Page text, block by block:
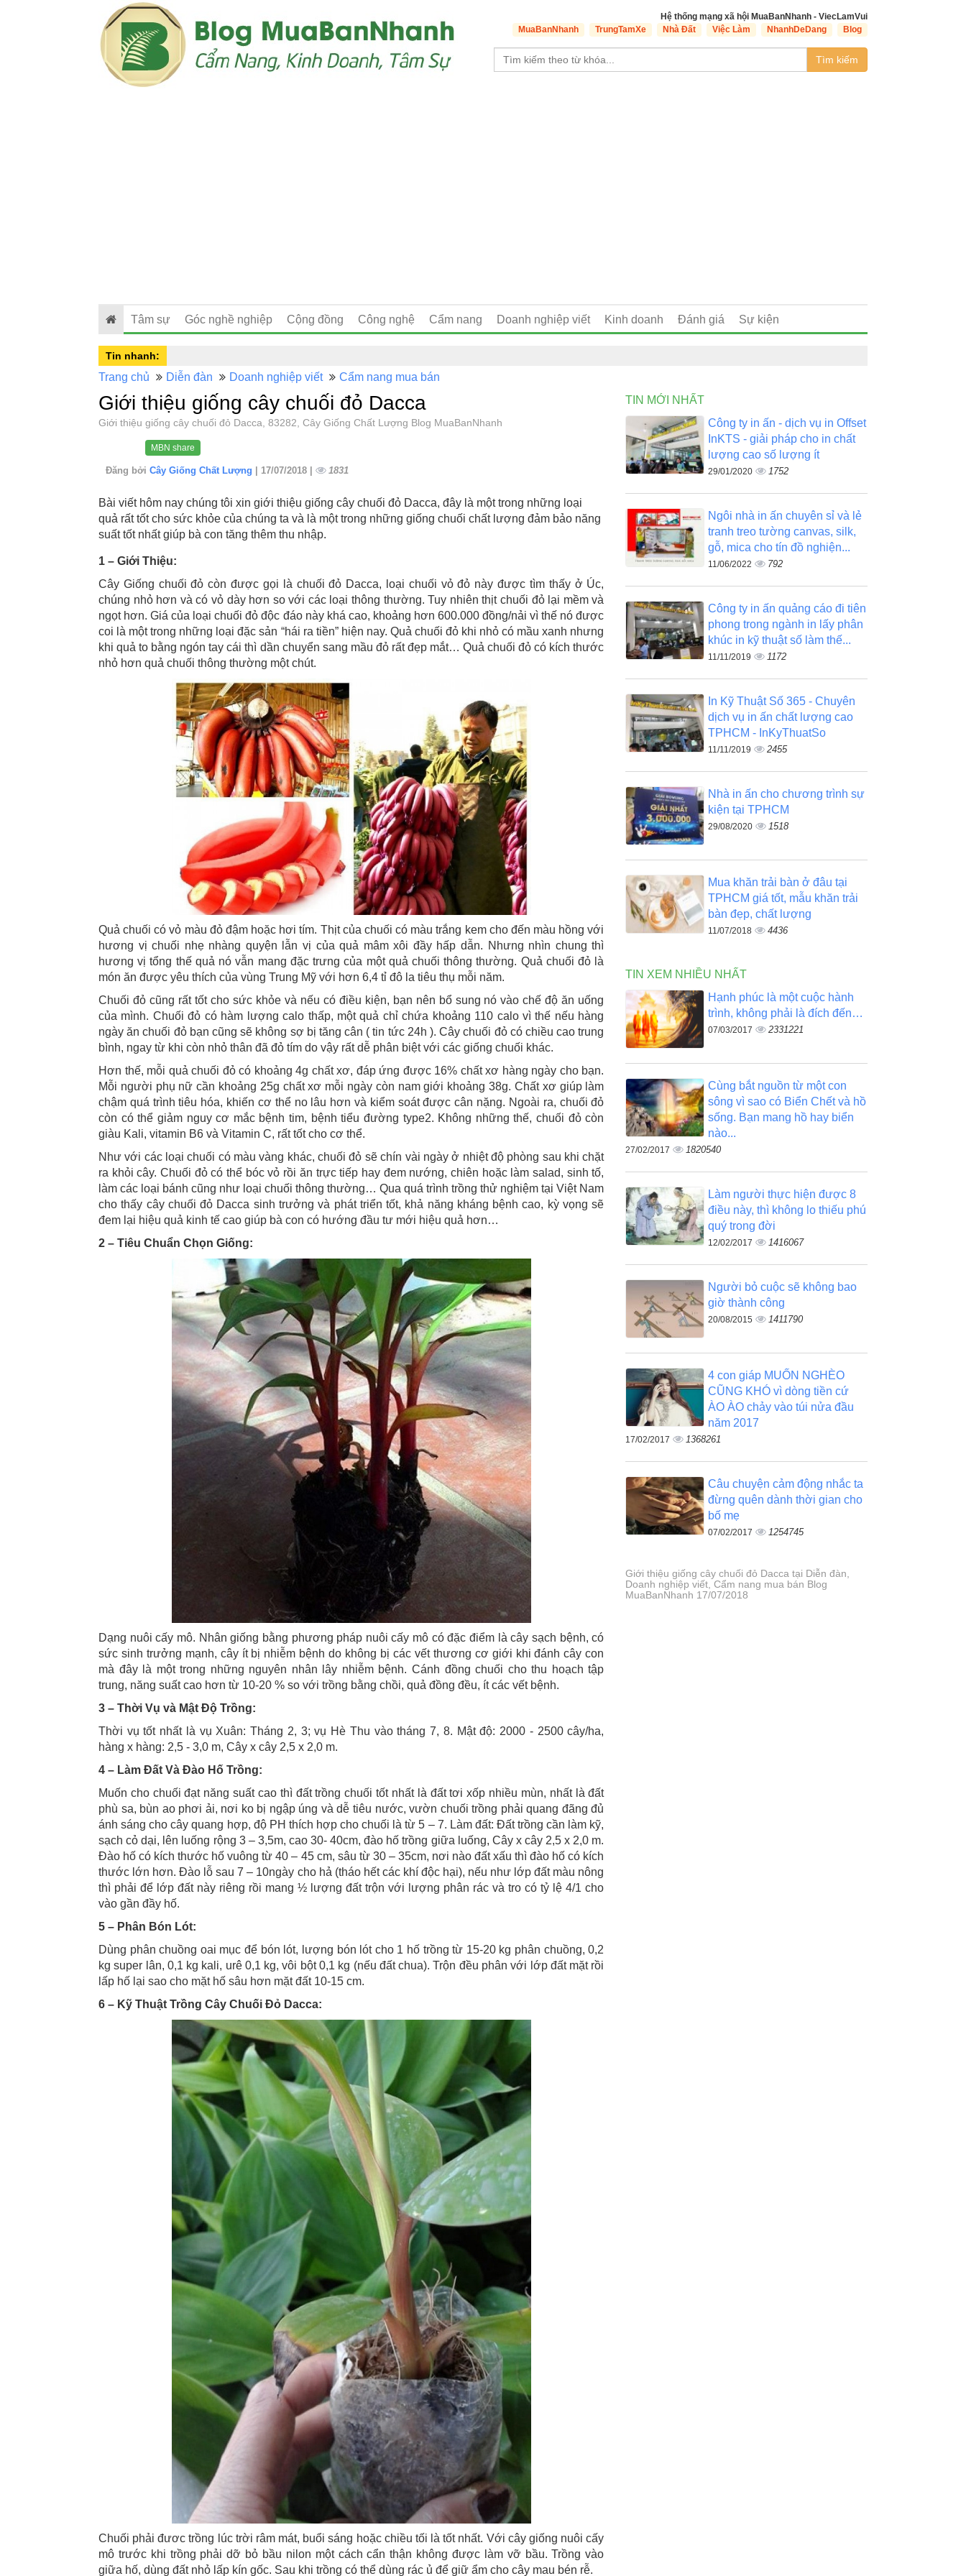
Hệ thống mạng xã hội MuaBanNhanh - ViecLamVui
MuaBanNhanh
TrungTamXe Nhà Đất Việc Làm NhanhDeDang Blog
Tìm kiếm
Tâm sự Góc nghề nghiệp Cộng đồng Công nghệ Cẩm nang Doanh nghiệp viết Kinh doanh Đánh giá Sự kiện
Tin nhanh:
Trang chủ Diễn đàn Doanh nghiệp viết Cẩm nang mua bán
Giới thiệu giống cây chuối đỏ Dacca
Giới thiệu giống cây chuối đỏ Dacca, 83282, Cây Giống Chất Lượng Blog MuaBanNhanh
MBN share
Đăng bởi Cây Giống Chất Lượng | 17/07/2018 | 1831
Bài viết hôm nay chúng tôi xin giới thiệu giống cây chuối đỏ Dacca, đây là một trong những loại
quả rất tốt cho sức khỏe của chúng ta và là một trong những giống chuối chất lượng đảm bảo năng
suất tốt nhất giúp bà con tăng thêm thu nhập.
1 – Giới Thiệu:
Cây Giống chuối đỏ còn được gọi là chuối đỏ Dacca, loại chuối vỏ đỏ này được tìm thấy ở Úc,
chúng nhỏ hơn và có vỏ dày hơn so với các loại thông thường. Tuy nhiên thịt chuối đỏ lại mềm và
ngọt hơn. Giá của loại chuối đỏ độc đáo này khá cao, khoảng hơn 600.000 đồng/nải vì thế nó được
coi là một trong những loại đặc sản “hái ra tiền” hiện nay. Quả chuối đỏ khi nhỏ có mầu xanh nhưng
khi quả to bằng ngón tay cái thì dần chuyển sang mầu đỏ rất đẹp mắt… Quả chuối đỏ có kích thước
nhỏ hơn quả chuối thông thường một chút.
Quả chuối có vỏ màu đỏ đậm hoặc hơi tím. Thịt của chuối có màu trắng kem cho đến màu hồng với
hương vị chuối nhẹ nhàng quyện lẫn vị của quả mâm xôi đầy hấp dẫn. Nhưng nhìn chung thì
hương vị tổng thế quả nó vẫn mang đặc trưng của một quả chuối thông thường. Quả chuối đỏ là
món ăn được yêu thích của vùng Trung Mỹ với hơn 6,4 tỉ đô la tiêu thụ mỗi năm.
Chuối đỏ cũng rất tốt cho sức khỏe và nếu có điều kiện, bạn nên bổ sung nó vào chế độ ăn uống
của mình. Chuối đỏ có hàm lượng calo thấp, một quả chỉ chứa khoảng 110 calo vì thế nếu hàng
ngày ăn chuối đỏ bạn cũng sẽ không sợ bị tăng cân ( tin tức 24h ). Cây chuối đỏ có chiều cao trung
bình, ngay từ khi còn nhỏ thân đã đỏ tím do vậy rất dễ phân biệt với các giống chuối khác.
Hơn thế, mỗi quả chuối đỏ có khoảng 4g chất xơ, đáp ứng được 16% chất xơ hàng ngày cho bạn.
Mỗi người phụ nữ cần khoảng 25g chất xơ mỗi ngày còn nam giới khoảng 38g. Chất xơ giúp làm
chậm quá trình tiêu hóa, khiến cơ thể no lâu hơn và kiểm soát được cân nặng. Ngoài ra, chuối đỏ
còn có thể giảm nguy cơ mắc bệnh tim, bệnh tiểu đường type2. Không những thế, chuối đỏ còn
giàu Kali, vitamin B6 và Vitamin C, rất tốt cho cơ thể.
Như với các loại chuối có màu vàng khác, chuối đỏ sẽ chín vài ngày ở nhiệt độ phòng sau khi chặt
ra khỏi cây. Chuối đỏ có thể bóc vỏ rồi ăn trực tiếp hay đem nướng, chiên hoặc làm salad, sinh tố,
làm các loại bánh cũng như loại chuối thông thường… Qua quá trình trồng thử nghiệm tại Việt Nam
cho thấy cây chuối đỏ Dacca sinh trưởng và phát triển tốt, khả năng kháng bệnh cao, kỳ vọng sẽ
đem lại hiệu quả kinh tế cao giúp bà con có hướng đầu tư mới hiệu quả hơn…
2 – Tiêu Chuẩn Chọn Giống:
Dạng nuôi cấy mô. Nhân giống bằng phương pháp nuôi cấy mô có đặc điểm là cây sạch bệnh, có
sức sinh trưởng mạnh, cây ít bị nhiễm bệnh do không bị các vết thương cơ giới khi đánh cây con
mà đây là một trong những nguyên nhân lây nhiễm bệnh. Cánh đồng chuối cho thu hoạch tập
trung, năng suất cao hơn từ 10-20 % so với trồng bằng chồi, quả đồng đều, ít các vết bệnh.
3 – Thời Vụ và Mật Độ Trồng:
Thời vụ tốt nhất là vụ Xuân: Tháng 2, 3; vụ Hè Thu vào tháng 7, 8. Mật độ: 2000 - 2500 cây/ha,
hàng x hàng: 2,5 - 3,0 m, Cây x cây 2,5 x 2,0 m.
4 – Làm Đất Và Đào Hố Trồng:
Muốn cho chuối đạt năng suất cao thì đất trồng chuối tốt nhất là đất tơi xốp nhiều mùn, nhất là đất
phù sa, bùn ao phơi ải, nơi ko bị ngập úng và dễ tiêu nước, vườn chuối trồng phải quang đãng đủ
ánh sáng cho cây quang hợp, độ PH thích hợp cho chuối là từ 5 – 7. Làm đất: Đất trồng cần làm kỹ,
sạch cỏ dại, lên luống rộng 3 – 3,5m, cao 30- 40cm, đào hố trồng giữa luống, Cây x cây 2,5 x 2,0 m.
Đào hố có kích thước hố vuông từ 40 – 45 cm, sâu từ 30 – 35cm, nơi nào đất xấu thì đào hố có kích
thước lớn hơn. Đào lỗ sau 7 – 10ngày cho hả (tháo hết các khí độc hại), nếu như lớp đất màu nông
thì phải để lớp đất này riêng rồi mang ½ lượng đất trộn với lượng phân rác và tro có tỷ lệ 4/1 cho
vào gần đầy hố.
5 – Phân Bón Lót:
Dùng phân chuồng oai mục để bón lót, lượng bón lót cho 1 hố trồng từ 15-20 kg phân chuồng, 0,2
kg super lân, 0,1 kg kali, urê 0,1 kg, vôi bột 0,1 kg (nếu đất chua). Trộn đều phân với lớp đất mặt rồi
lấp hố lại sao cho mặt hố sâu hơn mặt đất 10-15 cm.
6 – Kỹ Thuật Trồng Cây Chuối Đỏ Dacca:
Chuối phải đươc trồng lúc trời râm mát, buổi sáng hoặc chiều tối là tốt nhất. Với cây giống nuôi cấy
mô trước khi trồng phải dỡ bỏ bầu nilon một cách cẩn thận không được làm vỡ bầu. Trồng vào
giữa hố, dùng đất nhỏ lấp kín gốc. Sau khi trồng có thể dùng rác ủ để giữ ẩm cho cây mau bén rễ.
TIN MỚI NHẤT
Công ty in ấn - dịch vụ in Offset
InKTS - giải pháp cho in chất
lượng cao số lượng ít
29/01/2020 1752
Ngôi nhà in ấn chuyên sỉ và lẻ
tranh treo tường canvas, silk,
gỗ, mica cho tín đồ nghiện...
11/06/2022 792
Công ty in ấn quảng cáo đi tiên
phong trong ngành in lấy phân
khúc in kỹ thuật số làm thế...
11/11/2019 1172
In Kỹ Thuật Số 365 - Chuyên
dịch vụ in ấn chất lượng cao
TPHCM - InKyThuatSo
11/11/2019 2455
Nhà in ấn cho chương trình sự
kiện tại TPHCM
29/08/2020 1518
Mua khăn trải bàn ở đâu tại
TPHCM giá tốt, mẫu khăn trải
bàn đẹp, chất lượng
11/07/2018 4436
TIN XEM NHIỀU NHẤT
Hạnh phúc là một cuộc hành
trình, không phải là đích đến…
07/03/2017 2331221
Cùng bắt nguồn từ một con
sông vì sao có Biển Chết và hồ
sống. Bạn mang hồ hay biển
nào...
27/02/2017 1820540
Làm người thực hiện được 8
điều này, thì không lo thiếu phú
quý trong đời
12/02/2017 1416067
Người bỏ cuộc sẽ không bao
giờ thành công
20/08/2015 1411790
4 con giáp MUỐN NGHÈO
CŨNG KHÓ vì dòng tiền cứ
ÀO ÀO chảy vào túi nửa đầu
năm 2017
17/02/2017 1368261
Câu chuyện cảm động nhắc ta
đừng quên dành thời gian cho
bố mẹ
07/02/2017 1254745
Giới thiệu giống cây chuối đỏ Dacca tại Diễn đàn,
Doanh nghiệp viết, Cẩm nang mua bán Blog
MuaBanNhanh 17/07/2018